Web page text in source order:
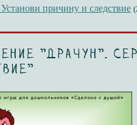
причину и следствие
"Драчун".